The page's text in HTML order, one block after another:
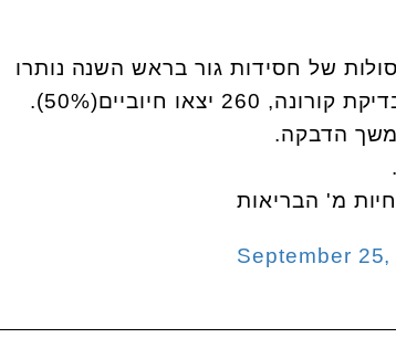
בקפסולות של חסידות גור בראש השנה נותרו
מ' הבריאות
September 25,